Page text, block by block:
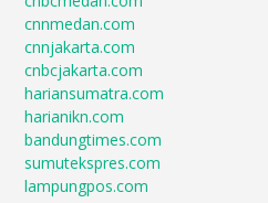
cnnmedan.com
cnnjakarta.com
cnbcjakarta.com
hariansumatra.com
harianikn.com
bandungtimes.com
sumutekspres.com
lampungpos.com